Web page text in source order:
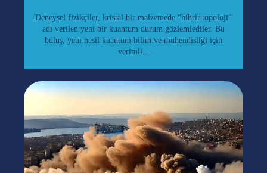
Deneysel fizikçiler, kristal bir malzemede "hibrit topoloji"
adı verilen yeni bir kuantum durum gözlemlediler. Bu
buluş, yeni nesil kuantum bilim ve mühendisliği için
verimli...